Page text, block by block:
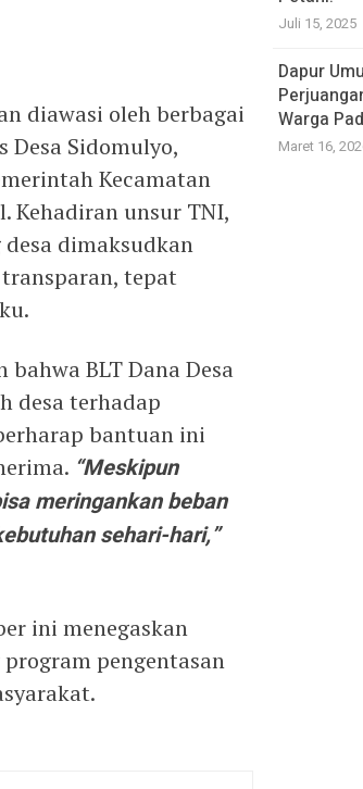
diawasi oleh berbagai
Sidomulyo,
Kecamatan
Kehadiran unsur TNI,
dimaksudkan
tepat
BLT Dana Desa
desa terhadap
bantuan ini
“Meskipun
meringankan beban
sehari-hari,”
ini menegaskan
pengentasan
Juli 15, 2025
Dapur
Warga
Maret 16,